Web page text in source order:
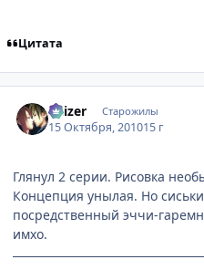
Цитата
Kaizer Старожилы
15 Октября, 201015 г
Глянул 2 серии. Рисовка
Концепция унылая. Но
посредственный эччи-
имхо.